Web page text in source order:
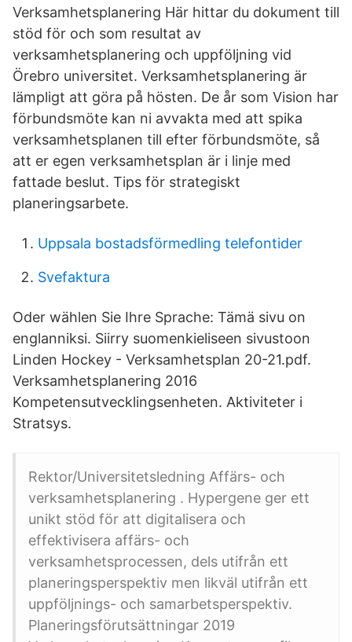
Verksamhetsplanering Här hittar du dokument till
stöd för och som resultat av
verksamhetsplanering och uppföljning vid
Örebro universitet. Verksamhetsplanering är
lämpligt att göra på hösten. De år som Vision har
förbundsmöte kan ni avvakta med att spika
verksamhetsplanen till efter förbundsmöte, så
att er egen verksamhetsplan är i linje med
fattade beslut. Tips för strategiskt
planeringsarbete.
Uppsala bostadsförmedling telefontider
Svefaktura
Oder wählen Sie Ihre Sprache: Tämä sivu on
englanniksi. Siirry suomenkieliseen sivustoon
Linden Hockey - Verksamhetsplan 20-21.pdf.
Verksamhetsplanering 2016
Kompetensutvecklingsenheten. Aktiviteter i
Stratsys.
Rektor/Universitetsledning Affärs- och
verksamhetsplanering . Hypergene ger ett
unikt stöd för att digitalisera och
effektivisera affärs- och
verksamhetsprocessen, dels utifrån ett
planeringsperspektiv men likväl utifrån ett
uppföljnings- och samarbetsperspektiv.
Planeringsförutsättningar 2019